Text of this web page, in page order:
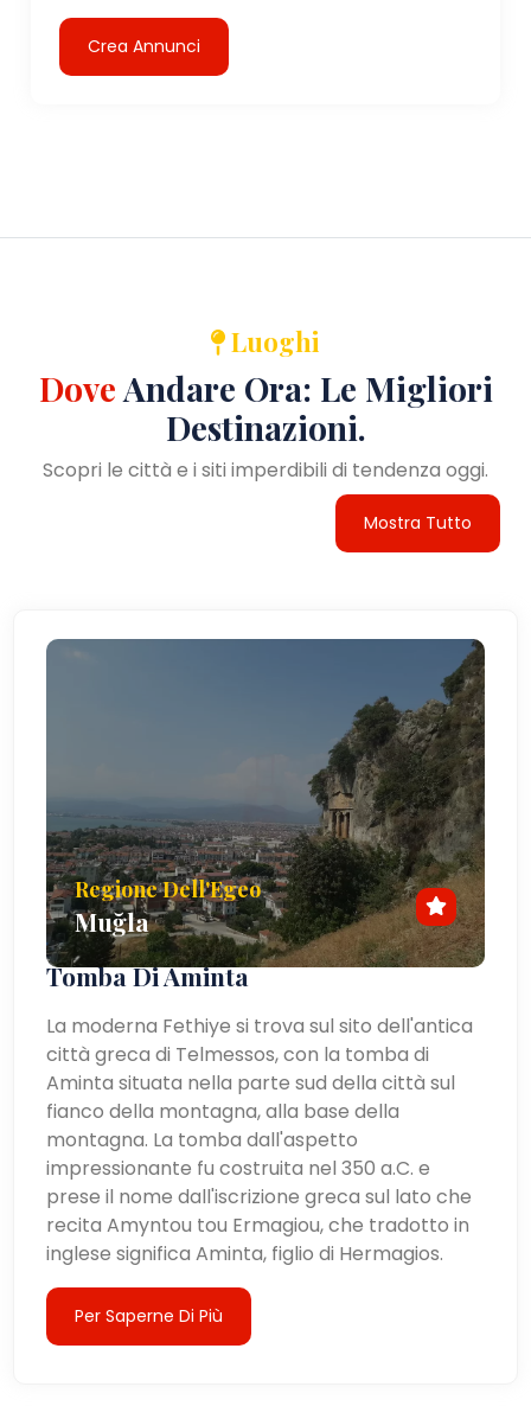
Crea Annunci
Luoghi
DoveAndare Ora: Le Migliori
Destinazioni.
Scopri le città e i siti imperdibili di tendenza oggi.
Mostra Tutto
Regione Dell'Egeo
Muğla
Tomba Di Aminta
La moderna Fethiye si trova sul sito dell'antica
città greca di Telmessos, con la tomba di
Aminta situata nella parte sud della città sul
fianco della montagna, alla base della
montagna. La tomba dall'aspetto
impressionante fu costruita nel 350 a.C. e
prese il nome dall'iscrizione greca sul lato che
recita Amyntou tou Ermagiou, che tradotto in
inglese significa Aminta, figlio di Hermagios.
Per Saperne Di Più